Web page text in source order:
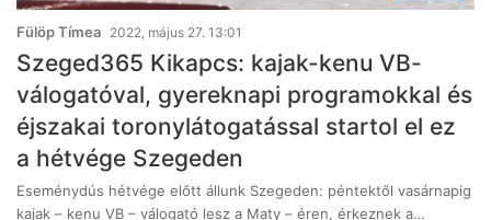
Fülöp Tímea 2022, május 27. 13:01
Szeged365 Kikapcs: kajak-kenu VB-
válogatóval, gyereknapi programokkal és
éjszakai toronylátogatással startol el ez
a hétvége Szegeden
Eseménydús hétvége előtt állunk Szegeden: péntektől vasárnapig
kajak – kenu VB – válogató lesz a Maty – éren, érkeznek a…